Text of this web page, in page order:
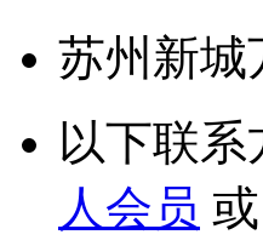
苏州新城
以下联
人会员 或